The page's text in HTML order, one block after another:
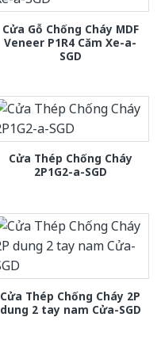
Cửa Gỗ Chống Cháy MDF
Veneer P1R4 Căm Xe-a-
SGD
Cửa Thép Chống Cháy
2P1G2-a-SGD
Cửa Thép Chống Cháy 2P
dung 2 tay nam Cửa-SGD